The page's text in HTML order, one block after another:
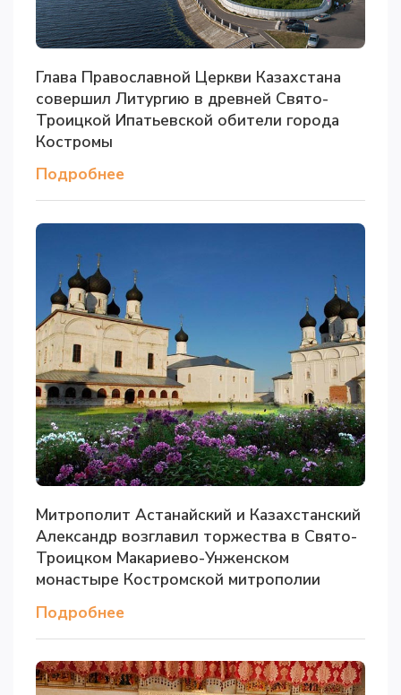
Глава Православной Церкви Казахстана
совершил Литургию в древней Свято-
Троицкой Ипатьевской обители города
Костромы
Подробнее
Митрополит Астанайский и Казахстанский
Александр возглавил торжества в Свято-
Троицком Макариево-Унженском
монастыре Костромской митрополии
Подробнее